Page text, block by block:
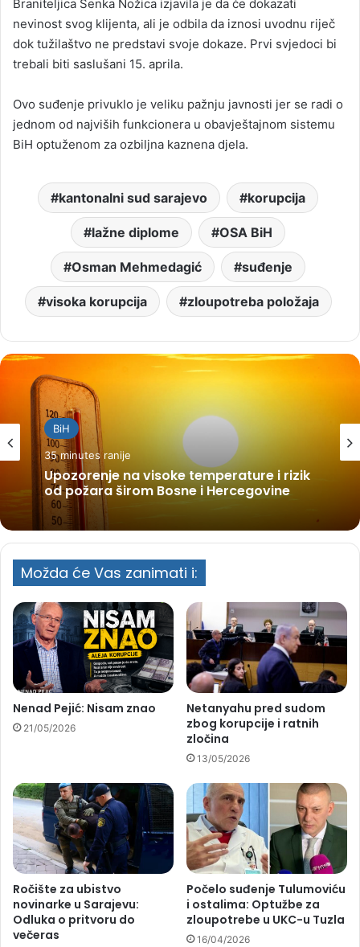
Braniteljica Senka Nožica izjavila je da će dokazati
nevinost svog klijenta, ali je odbila da iznosi uvodnu riječ
dok tužilaštvo ne predstavi svoje dokaze. Prvi svjedoci bi
trebali biti saslušani 15. aprila.
Ovo suđenje privuklo je veliku pažnju javnosti jer se radi o
jednom od najviših funkcionera u obavještajnom sistemu
BiH optuženom za ozbiljna kaznena djela.
kantonalni sud sarajevo korupcija
lažne diplome OSA BiH
Osman Mehmedagić suđenje
visoka korupcija zloupotreba položaja
BiH
35 minutes ranije
Upozorenje na visoke temperature i rizik
od požara širom Bosne i Hercegovine
Možda će Vas zanimati i:
Nenad Pejić: Nisam znao
21/05/2026
Netanyahu pred sudom
zbog korupcije i ratnih
zločina
13/05/2026
Ročište za ubistvo
novinarke u Sarajevu:
Odluka o pritvoru do
večeras
Počelo suđenje Tulumoviću
i ostalima: Optužbe za
zloupotrebe u UKC-u Tuzla
16/04/2026